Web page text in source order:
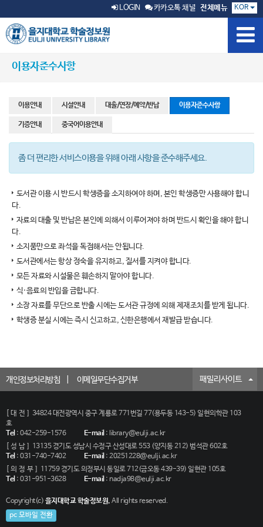
LOGIN 카카오톡 채널 전체메뉴 KOR
이용자준수사항
이용안내 시설안내 대출/연장/예약/반납 이용자준수사항
기증안내 중국어이용안내
좀 더 편리한 서비스이용을 위해 아래 사항을 준수해주세요.
도서관 이용 시 반드시 학생증을 소지하여야 하며, 본인 학생증만 사용해야 합니
다.
자료의 대출 및 반납은 본인에 의해서 이루어져야 하며 반드시 확인을 해야 합니
다.
소지품만으로 좌석을 독점해서는 안됩니다.
도서관에서는 항상 정숙을 유지하고, 질서를 지켜야 합니다.
모든 자료와 시설물은 훼손하지 말아야 합니다.
식·음료의 반입을 금합니다.
소장 자료를 무단으로 반출 시에는 도서관 규정에 의해 제재조치를 받게 됩니다.
학생증 분실 시에는 즉시 신고하고, 신한은행에서 재발급 받습니다.
개인정보처리방침 이메일무단수집거부 패밀리사이트
[대전]
34824 대전광역시 중구 계룡로 771번길 77(용두동 143-5) 일현의학관 103
호
Tel: 042-259-1576 E-mail: library@eulji.ac.kr
[성남]
13135 경기도 성남시 수정구 산성대로 553 (양지동 212) 범석관 602호
Tel: 031-740-7402 E-mail: 20251228@eulji.ac.kr
[의정부]
11759 경기도 의정부시 동일로 712(금오동 439-39) 일현관 105호
Tel: 031-951-3628 E-mail: nadja98@eulji.ac.kr
Copyright(c) 을지대학교 학술정보원. All rights reserved.
pc 모바일 전환